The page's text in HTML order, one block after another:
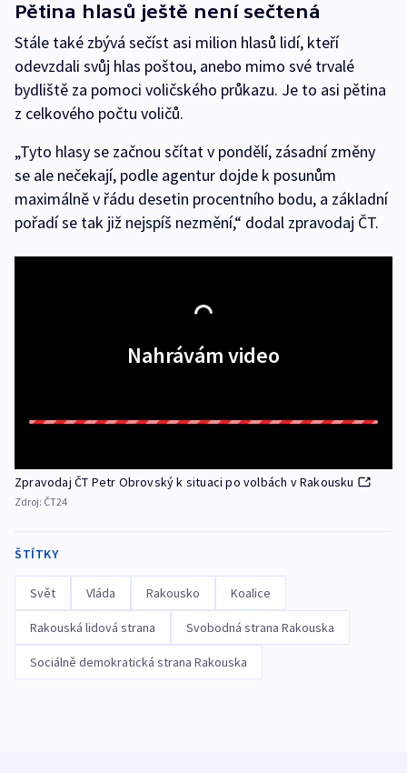
Pětina hlasů ještě není sečtená
Stále také zbývá sečíst asi milion hlasů lidí, kteří
odevzdali svůj hlas poštou, anebo mimo své trvalé
bydliště za pomoci voličského průkazu. Je to asi pětina
z celkového počtu voličů.
„Tyto hlasy se začnou sčítat v pondělí, zásadní změny
se ale nečekají, podle agentur dojde k posunům
maximálně v řádu desetin procentního bodu, a základní
pořadí se tak již nejspíš nezmění,“ dodal zpravodaj ČT.
Nahrávám video
Zpravodaj ČT Petr Obrovský k situaci po volbách v Rakousku
Zdroj: ČT24
ŠTÍTKY
Svět Vláda Rakousko Koalice
Rakouská lidová strana Svobodná strana Rakouska
Sociálně demokratická strana Rakouska